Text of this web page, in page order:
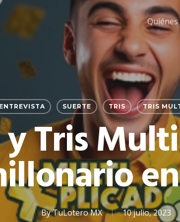
ENTREVISTA SUERTE TRIS TRIS
y Tris
ByTuLotero MX 10 julio, 2023